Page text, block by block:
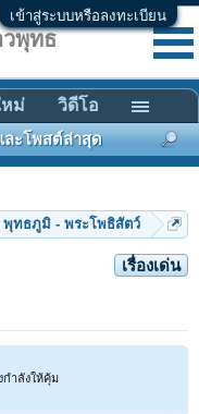
เข้าสู่ระบบหรือลงทะเบียน
พุทธภูมิ - พระโพธิสัตว์
เรื่องเด่น
ำลังให้คุ้ม
พุทธ
ละโพสต์ล่าสุด
หม่ วิดีโอ